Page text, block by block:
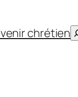
chrétien